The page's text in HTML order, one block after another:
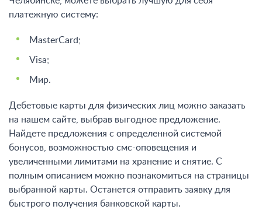
платежную систему:
MasterCard;
Visa;
Мир.
Дебетовые карты для физических лиц можно заказать
на нашем сайте, выбрав выгодное предложение.
Найдете предложения с определенной системой
бонусов, возможностью смс-оповещения и
увеличенными лимитами на хранение и снятие. С
полным описанием можно познакомиться на страницы
выбранной карты. Останется отправить заявку для
быстрого получения банковской карты.